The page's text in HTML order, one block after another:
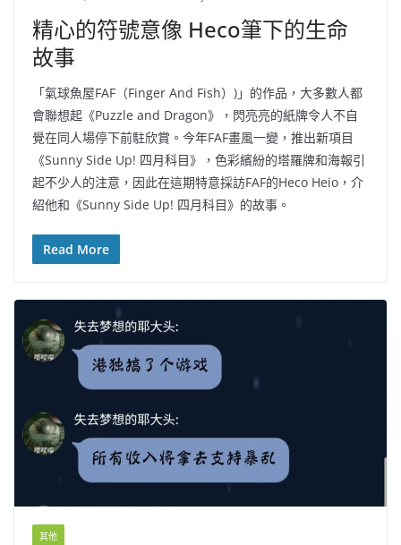
精心的符號意像 Heco筆下的生命
故事
「氣球魚屋FAF（Finger And Fish）)」的作品，大多數人都
會聯想起《Puzzle and Dragon》，閃亮亮的紙牌令人不自
覺在同人場停下前駐欣賞。今年FAF畫風一變，推出新項目
《Sunny Side Up! 四月科目》，色彩繽紛的塔羅牌和海報引
起不少人的注意，因此在這期特意採訪FAF的Heco Heio，介
紹他和《Sunny Side Up! 四月科目》的故事。
Read More
其他